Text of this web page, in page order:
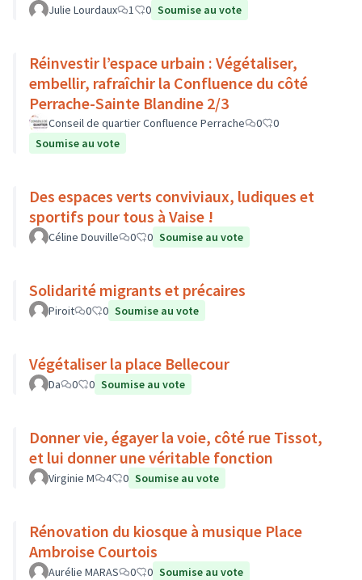
Julie Lourdaux 1 0 Soumise au vote
Réinvestir l’espace urbain : Végétaliser,
embellir, rafraîchir la Confluence du côté
Perrache-Sainte Blandine 2/3
Conseil de quartier Confluence Perrache 0
0
Soumise au vote
Des espaces verts conviviaux, ludiques et
sportifs pour tous à Vaise !
Céline Douville 0 0 Soumise au vote
Solidarité migrants et précaires
Piroit 0 0 Soumise au vote
Végétaliser la place Bellecour
Da 0 0 Soumise au vote
Donner vie, égayer la voie, côté rue Tissot,
et lui donner une véritable fonction
Virginie M 4 0 Soumise au vote
Rénovation du kiosque à musique Place
Ambroise Courtois
Aurélie MARAS 0 0 Soumise au vote